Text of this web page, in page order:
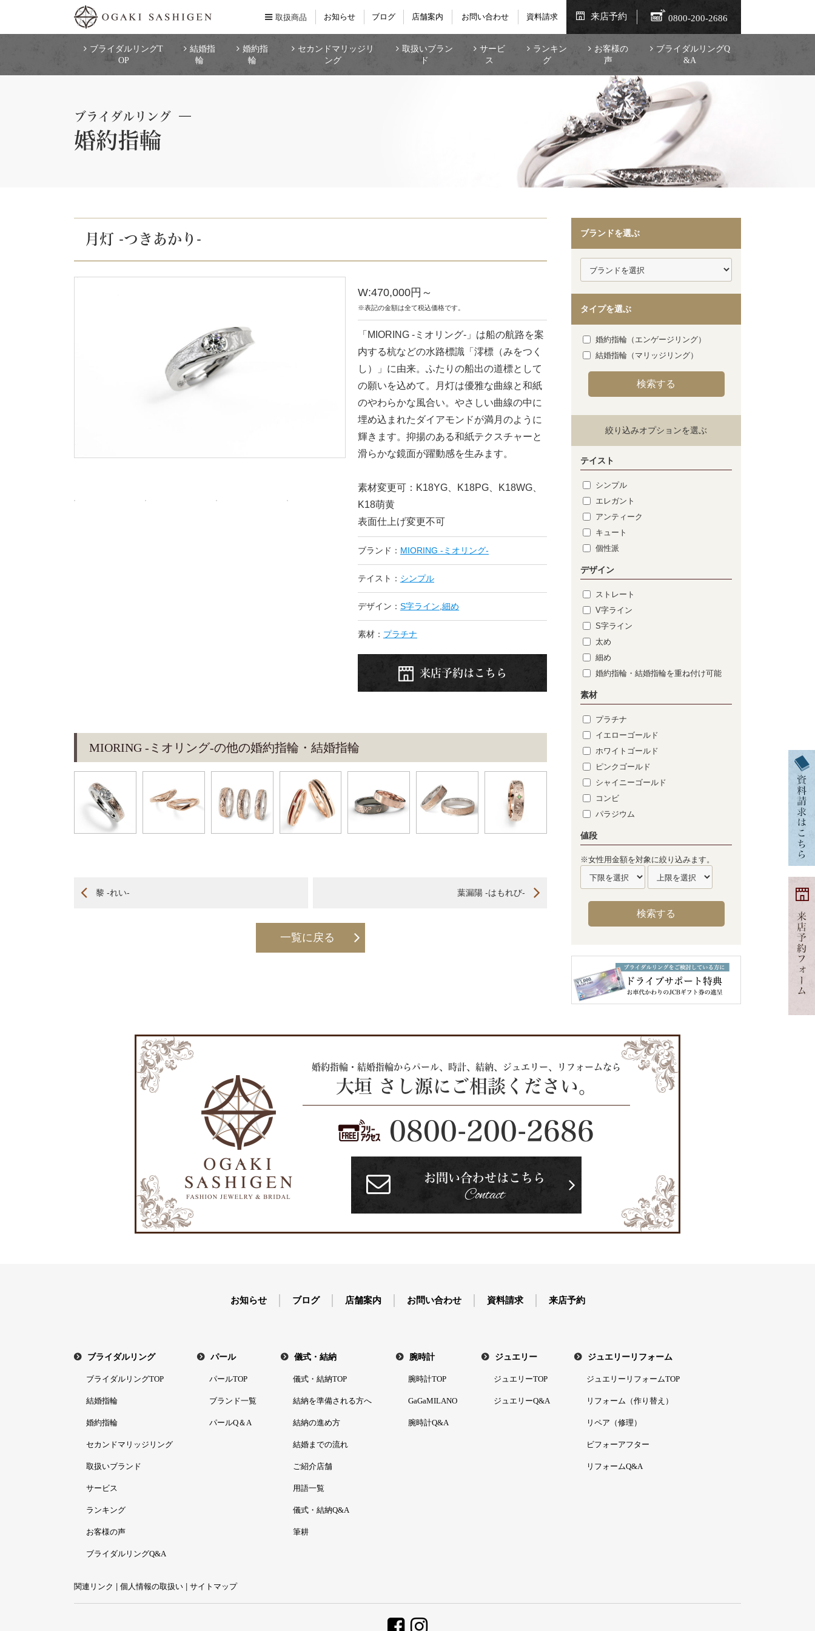
取扱商品 お知らせ ブログ 店舗案内 お問い合わせ 資料請求 来店予約 0800-200-2686
ブライダルリングT
OP
結婚指
輪
婚約指
輪
セカンドマリッジリ
ング
取扱いブラン
ド
サービ
ス
ランキン
グ
お客様の
声
ブライダルリングQ
&A
ブライダルリング
婚約指輪
月灯 -つきあかり-
W:470,000円～
※表記の金額は全て税込価格です。
「MIORING -ミオリング-」は船の航路を案
内する杭などの水路標識「澪標（みをつく
し）」に由来。ふたりの船出の道標として
の願いを込めて。月灯は優雅な曲線と和紙
のやわらかな風合い。やさしい曲線の中に
埋め込まれたダイアモンドが満月のように
輝きます。抑揚のある和紙テクスチャーと
滑らかな鏡面が躍動感を生みます。
素材変更可：K18YG、K18PG、K18WG、
K18萌黄
表面仕上げ変更不可
ブランド： MIORING -ミオリング-
テイスト： シンプル
デザイン： S字ライン 細め
素材： プラチナ
来店予約はこちら
MIORING -ミオリング-の他の婚約指輪・結婚指輪
黎 -れい- 葉漏陽 -はもれび-
一覧に戻る
ブランドを選ぶ
タイプを選ぶ
婚約指輪（エンゲージリング）
結婚指輪（マリッジリング）
絞り込みオプションを選ぶ
テイスト
シンプル
エレガント
アンティーク
キュート
個性派
デザイン
ストレート
V字ライン
S字ライン
太め
細め
婚約指輪・結婚指輪を重ね付け可能
素材
プラチナ
イエローゴールド
ホワイトゴールド
ピンクゴールド
シャイニーゴールド
コンビ
パラジウム
値段
※女性用金額を対象に絞り込みます。
婚約指輪・結婚指輪からパール、時計、 結納、ジュエリー、リフォームなら
大垣 さし源にご相談ください。
0800-200-2686
お問い合わせはこちら
Contact
お知らせ ブログ 店舗案内 お問い合わせ 資料請求 来店予約
ブライダルリング
ブライダルリングTOP
結婚指輪
婚約指輪
セカンドマリッジリング
取扱いブランド
サービス
ランキング
お客様の声
ブライダルリングQ&A
パール
パールTOP
ブランド一覧
パールQ＆A
儀式・結納
儀式・結納TOP
結納を準備される方へ
結納の進め方
結婚までの流れ
ご紹介店舗
用語一覧
儀式・結納Q&A
筆耕
腕時計
腕時計TOP
GaGaMILANO
腕時計Q&A
ジュエリー
ジュエリーTOP
ジュエリーQ&A
ジュエリーリフォーム
ジュエリーリフォームTOP
リフォーム（作り替え）
リペア（修理）
ビフォーアフター
リフォームQ&A
関連リンク 個人情報の取扱い サイトマップ